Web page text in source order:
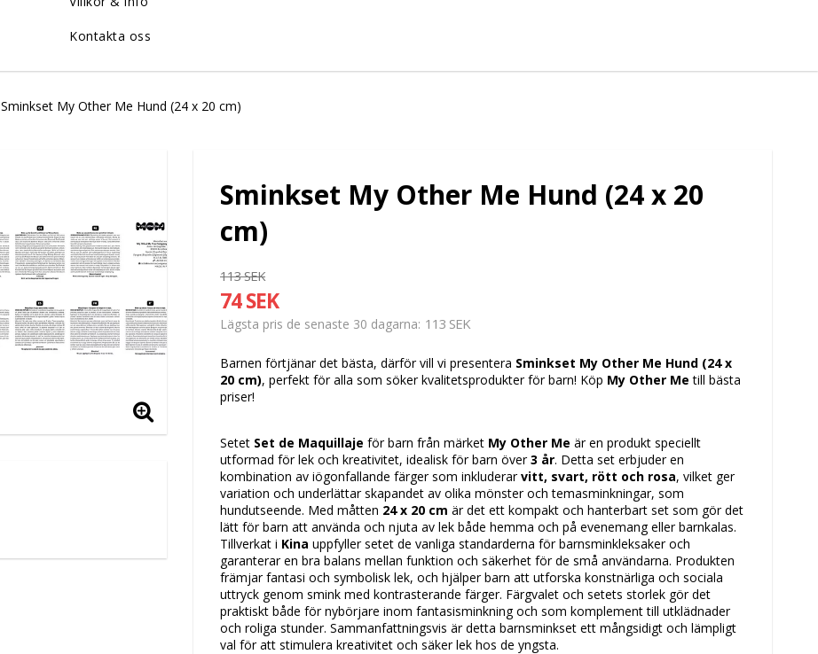
Kontakta oss
Sminkset My Other Me Hund (24 x 20 cm)
Sminkset My Other Me Hund (24 x 20
cm)
113 SEK
74 SEK
Lägsta pris de senaste 30 dagarna 113 SEK
Barnen förtjänar det bästa, därför vill vi presentera Sminkset My Other Me Hund (24 x
20 cm), perfekt för alla som söker kvalitetsprodukter för barn! Köp My Other Me till bästa
priser!
Setet Set de Maquillaje för barn från märket My Other Me är en produkt speciellt
utformad för lek och kreativitet, idealisk för barn över3 år. Detta set erbjuder en
kombination av iögonfallande färger som inkluderarvitt, svart, rött och rosa, vilket ger
variation och underlättar skapandet av olika mönster och temasminkningar, som
hundutseende. Med måtten 24 x 20 cm är det ett kompakt och hanterbart set som gör det
lätt för barn att använda och njuta av lek både hemma och på evenemang eller barnkalas.
Tillverkat i Kina uppfyller setet de vanliga standarderna för barnsminkleksaker och
garanterar en bra balans mellan funktion och säkerhet för de små användarna. Produkten
främjar fantasi och symbolisk lek, och hjälper barn att utforska konstnärliga och sociala
uttryck genom smink med kontrasterande färger. Färgvalet och setets storlek gör det
praktiskt både för nybörjare inom fantasisminkning och som komplement till utklädnader
och roliga stunder. Sammanfattningsvis är detta barnsminkset ett mångsidigt och lämpligt
val för att stimulera kreativitet och säker lek hos de yngsta.